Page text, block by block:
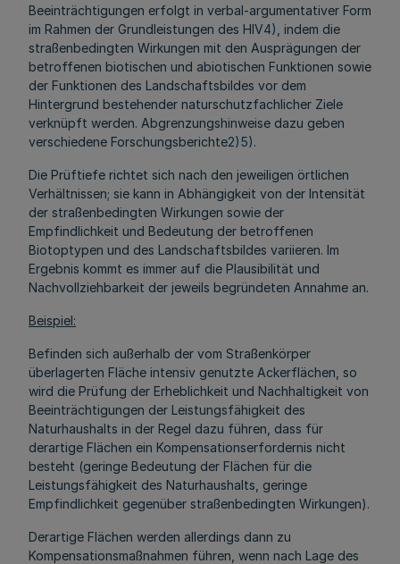
Beeinträchtigungen erfolgt in verbal-argumentativer Form
im Rahmen der Grundleistungen des HIV4) , indem die
straßenbedingten Wirkungen mit den Ausprägungen der
betroffenen biotischen und abiotischen Funktionen sowie
der Funktionen des Landschaftsbildes vor dem
Hintergrund bestehender naturschutzfachlicher Ziele
verknüpft werden. Abgrenzungshinweise dazu geben
verschiedene Forschungsberichte2)5).
Die Prüftiefe richtet sich nach den jeweiligen örtlichen
Verhältnissen; sie kann in Abhängigkeit von der Intensität
der straßenbedingten Wirkungen sowie der
Empfindlichkeit und Bedeutung der betroffenen
Biotoptypen und des Landschaftsbildes variieren. Im
Ergebnis kommt es immer auf die Plausibilität und
Nachvollziehbarkeit der jeweils begründeten Annahme an.
Beispiel:
Befinden sich außerhalb der vom Straßenkörper
überlagerten Fläche intensiv genutzte Ackerflächen, so
wird die Prüfung der Erheblichkeit und Nachhaltigkeit von
Beeinträchtigungen der Leistungsfähigkeit des
Naturhaushalts in der Regel dazu führen, dass für
derartige Flächen ein Kompensationserfordernis nicht
besteht (geringe Bedeutung der Flächen für die
Leistungsfähigkeit des Naturhaushalts, geringe
Empfindlichkeit gegenüber straßenbedingten Wirkungen).
Derartige Flächen werden allerdings dann zu
Kompensationsmaßnahmen führen, wenn nach Lage des